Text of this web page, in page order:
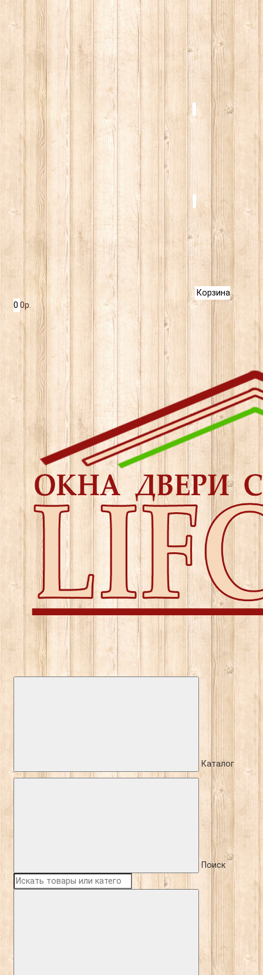
Корзина
0 0р.
Каталог
Поиск